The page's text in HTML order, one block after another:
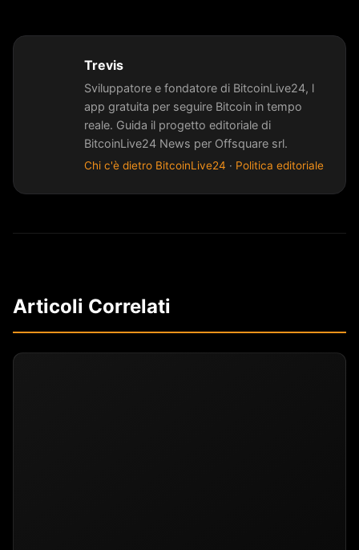
Trevis
Sviluppatore e fondatore di BitcoinLive24, l
app gratuita per seguire Bitcoin in tempo
reale. Guida il progetto editoriale di
BitcoinLive24 News per Offsquare srl.
Chi c'è dietro BitcoinLive24 · Politica editoriale
Articoli Correlati